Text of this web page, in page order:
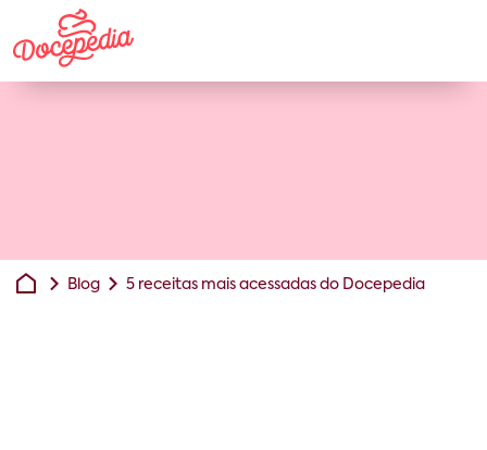
Blog 5 receitas mais acessadas do Docepedia